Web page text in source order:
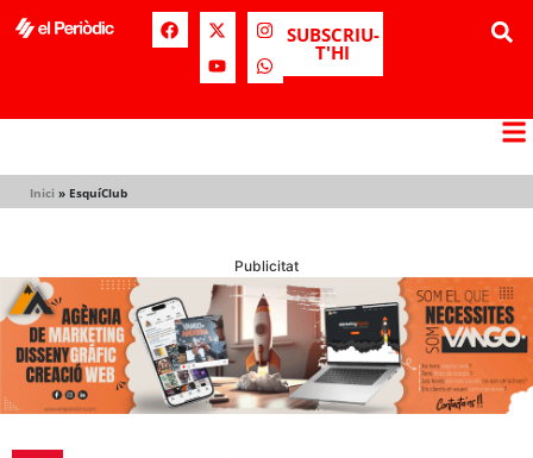
SUBSCRIU-
T'HI
Inici » EsquíClub
Publicitat